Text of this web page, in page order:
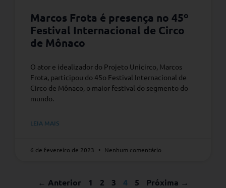
Marcos Frota é presença no 45º
Festival Internacional de Circo
de Mônaco
O ator e idealizador do Projeto Unicirco, Marcos
Frota, participou do 45o Festival Internacional de
Circo de Mônaco, o maior festival do segmento do
mundo.
LEIA MAIS
6 de fevereiro de 2023 Nenhum comentário
← Anterior 1 2 3 4 5 Próxima →